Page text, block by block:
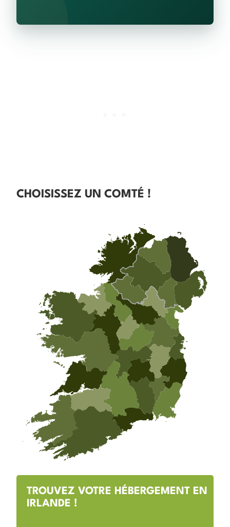
CHOISISSEZ UN COMTÉ !
TROUVEZ VOTRE HÉBERGEMENT EN
IRLANDE !